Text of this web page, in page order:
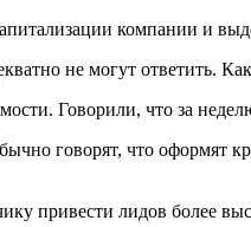
компании и
не могут ответить.
Говорили, что за
говорят, что оформят
привести лидов более